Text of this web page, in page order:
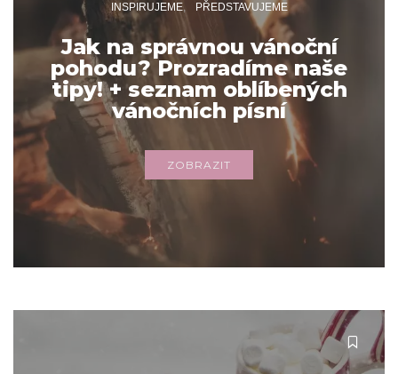
INSPIRUJEME PŘEDSTAVUJEME
Jak na správnou vánoční
pohodu? Prozradíme naše
tipy! + seznam oblíbených
vánočních písní
ZOBRAZIT